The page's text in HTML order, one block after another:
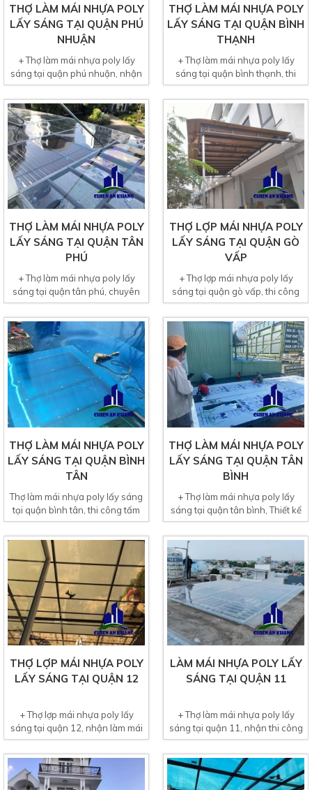
THỢ LÀM MÁI NHỰA POLY
LẤY SÁNG TẠI QUẬN PHÚ
NHUẬN
+ Thợ làm mái nhựa poly lấy
sáng tại quận phú nhuận, nhận
thi công tất cả công...
THỢ LÀM MÁI NHỰA POLY
LẤY SÁNG TẠI QUẬN BÌNH
THẠNH
+ Thợ làm mái nhựa poly lấy
sáng tại quận bình thạnh, thi
công gia công khung sắt,...
THỢ LÀM MÁI NHỰA POLY
LẤY SÁNG TẠI QUẬN TÂN
PHÚ
+ Thợ làm mái nhựa poly lấy
sáng tại quận tân phú, chuyên
thi công tấm lợp mái...
THỢ LỢP MÁI NHỰA POLY
LẤY SÁNG TẠI QUẬN GÒ
VẤP
+ Thợ lợp mái nhựa poly lấy
sáng tại quận gò vấp, thi công
lợp tấm nhựa thông...
THỢ LÀM MÁI NHỰA POLY
LẤY SÁNG TẠI QUẬN BÌNH
TÂN
Thợ làm mái nhựa poly lấy sáng
tại quận bình tân, thi công tấm
lợp mái nhựa lấy...
THỢ LÀM MÁI NHỰA POLY
LẤY SÁNG TẠI QUẬN TÂN
BÌNH
+ Thợ làm mái nhựa poly lấy
sáng tại quận tân bình, Thiết kế
thi công tấm lợp...
THỢ LỢP MÁI NHỰA POLY
LẤY SÁNG TẠI QUẬN 12
+ Thợ lợp mái nhựa poly lấy
sáng tại quận 12, nhận làm mái
nhựa poly giếng trời,...
LÀM MÁI NHỰA POLY LẤY
SÁNG TẠI QUẬN 11
+ Thợ làm mái nhựa poly lấy
sáng tại quận 11, nhận thi công
lợp tấm nhựa poly lấy...